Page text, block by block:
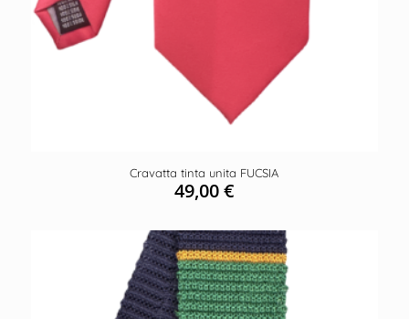
Cravatta tinta unita FUCSIA
49,00€